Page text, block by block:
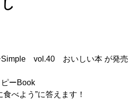
vol.40 おいしい本 が発売
ーBook
べよう”に答えます！